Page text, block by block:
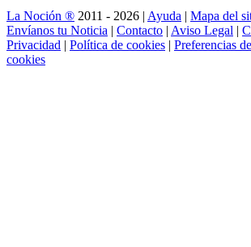
La Noción ® 2011 - 2026 | Ayuda | Mapa del
Envíanos tu Noticia | Contacto | Aviso Legal |
Privacidad | Política de cookies | Preferencias
cookies